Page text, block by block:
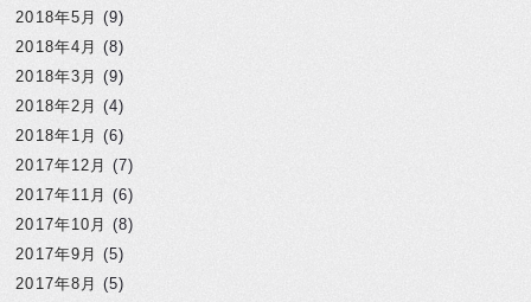
2018年5月 (9)
2018年4月 (8)
2018年3月 (9)
2018年2月 (4)
2018年1月 (6)
2017年12月 (7)
2017年11月 (6)
2017年10月 (8)
2017年9月 (5)
2017年8月 (5)